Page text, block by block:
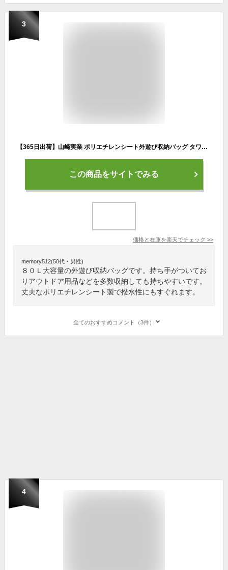
3
【365日出荷】山崎実業 ポリエチレンシート外遊び収納バッグ タワー tower 公式 収納 ストライダー バッグ 袋 収納袋 80L ポケット付 持ち手 持ち運び ペダルなし自転車 おもちゃ アウトドア 1846 1847
この商品をサイトでみる
価格と在庫を楽天でチェック >>
memory512(50代・男性)
８０Ｌ大容量の外遊び収納バッグです。持ち手がついてお
りアウトドア用品などを多数収納しても持ちやすいです。
丈夫なポリエチレンシート製で撥水性にもすぐれます。
全てのおすすめコメント（3件）
4